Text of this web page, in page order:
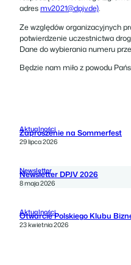
adres mv2021@dpjv.de).
Ze względów organizacyjnych
potwierdzenie uczestnictwa
Dane do wybierania numeru
Będzie nam miło z powodu
Aktualności
Zaproszenie na Sommerfest
29 lipca 2026
Newsletter
Newsletter DPJV 2026
8 maja 2026
Aktualności
Otwarcie Polskiego Klubu
23 kwietnia 2026